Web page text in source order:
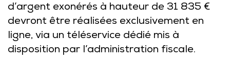
d’argent exonérés à hauteur de 31 835 €
devront être réalisées exclusivement en
ligne, via un téléservice dédié mis à
disposition par l’administration fiscale.